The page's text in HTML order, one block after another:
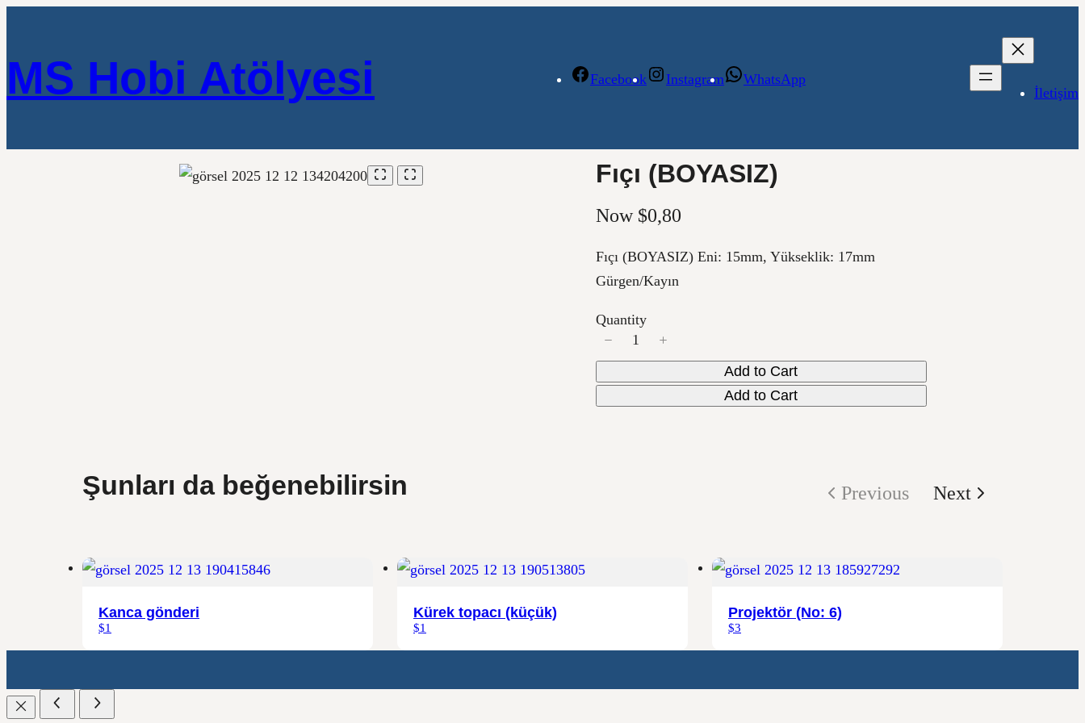
MS Hobi Atölyesi Facebook Instagram
WhatsApp
İletişim
Fıçı (BOYASIZ)
Now $0,80
Fıçı (BOYASIZ) Eni: 15mm, Yükseklik: 17mm
Gürgen/Kayın
Quantity
Add to Cart
Add to Cart
Şunları da beğenebilirsin Previous Next
Kanca gönderi
$1
Kürek topacı (küçük)
$1
Projektör (No: 6)
$3